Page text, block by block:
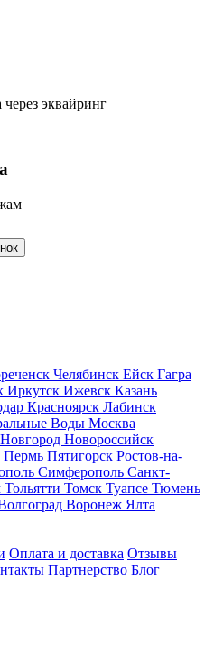
эквайринг
Челябинск Ейск Гагра
Иркутск Ижевск Казань
Красноярск Лабинск
Воды Москва
Новороссийск
Пермь Пятигорск Ростов-на-
Симферополь Санкт-
Тольятти Томск Туапсе Тюмень
Воронеж Ялта
Оплата и доставка Отзывы
Партнерство Блог